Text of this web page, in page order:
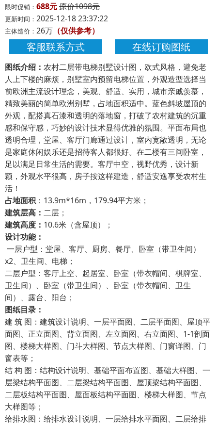
限时促销： 688元原价1098元
更新时间： 2025-12-18 23:37:22
主体造价： 26万 （仅供参考）
客服联系方式 在线订购图纸
图纸介绍： 农村二层带电梯别墅设计图，欧式风格，避免老
人上下楼的麻烦，别墅室内预留电梯位置，外观造型选择当
前欧洲主流设计理念，美观、舒适、实用，城市亲戚羡慕，
精致美丽的简单欧洲别墅，占地面积适中。蓝色斜坡屋顶的
外观，配搭真石漆和透明的落地窗，打破了农村建筑的沉重
感和保守感，巧妙的设计技术显得优雅的氛围。平面布局也
透明合理，堂屋、客厅门廊通过设计，室内宽敞透明，无论
是家庭休闲娱乐还是招待客人都很好。在二楼有三间卧室，
足以满足日常生活的需要。客厅中空，视野优秀，设计新
颖，外观水平很高，房子按这样建造，舒适安逸享受农村生
活！
占地面积 ：13.9m*16m，179.94平方米；
建筑层高： 二层；
建筑高度： 10.6米（含屋顶）；
设计功能：
一层户型：堂屋、客厅、厨房、餐厅、卧室（带卫生间）
x2、卫生间、电梯；
二层户型：客厅上空、起居室、卧室（带衣帽间、棋牌室、
卫生间）、卧室（带卫生间）、卧室（带衣帽间、卫生
间）、露台、阳台；
图纸目录：
建 筑 图：建筑设计说明、一层平面图、二层平面图、屋顶平
面图、正立面图、背立面图、左立面图、右立面图、1-1剖面
图、楼梯大样图、门斗大样图、节点大样图、门窗详图、门
窗表等；
结 构 图：结构设计说明、基础平面布置图、基础大样图、一
层梁结构平面图、二层梁结构平面图、屋顶梁结构平面图、
二层板结构平面图、屋面板结构平面图、楼梯大样图、节点
大样图等；
给排水图：给排水设计说明、一层给排水平面图、二层给排